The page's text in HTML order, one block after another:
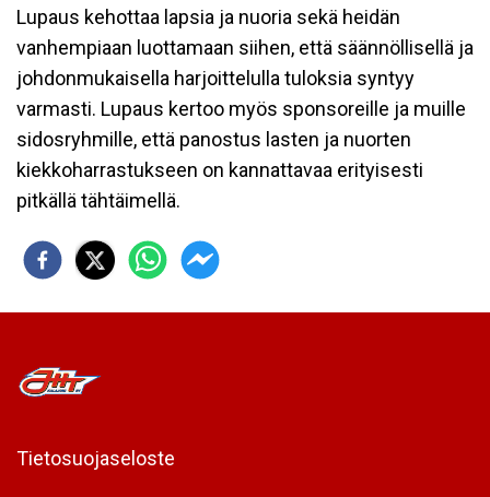
Lupaus kehottaa lapsia ja nuoria sekä heidän
vanhempiaan luottamaan siihen, että säännöllisellä ja
johdonmukaisella harjoittelulla tuloksia syntyy
varmasti. Lupaus kertoo myös sponsoreille ja muille
sidosryhmille, että panostus lasten ja nuorten
kiekkoharrastukseen on kannattavaa erityisesti
pitkällä tähtäimellä.
Tietosuojaseloste